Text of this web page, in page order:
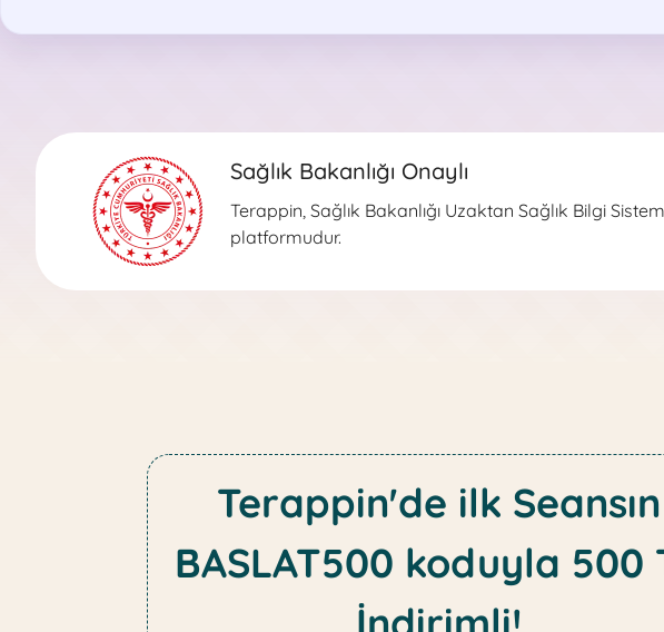
veya kısa
devam
bir de kendimi toparlayıp terapiye gitmek zaman
Sağlık Bakanlığı Onaylı
Terappin, Sağlık Bakanlığı Uzaktan Sağlık Bilgi
platformudur.
Terappin'de ilk Seansın
BASLAT500 koduyla 500